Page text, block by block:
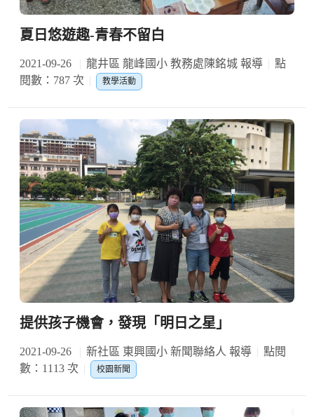
夏日悠遊趣-青春不留白
2021-09-26 龍井區 龍峰國小 教務處陳銘城 報導
點
閱數：787 次
教學活動
提供孩子機會，發現「明日之星」
2021-09-26 新社區 東興國小 新聞聯絡人 報導
點閱
數：1113 次
校園新聞